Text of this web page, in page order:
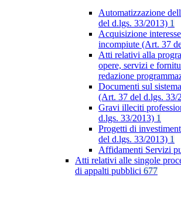
Automatizzazione
del d.lgs. 33/2013) 1
Acquisizione
incompiute (Art. 37
Atti relativi alla
opere, servizi e
redazione
Documenti sul
(Art. 37 del d.lgs. 33/
Gravi illeciti
d.lgs. 33/2013) 1
Progetti di
del d.lgs. 33/2013) 1
Affidamenti Servizi
Atti relativi alle singole
di appalti pubblici 677